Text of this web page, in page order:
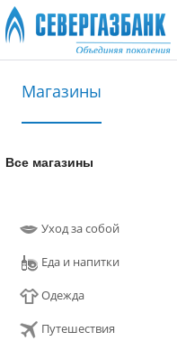
Магазины
Все магазины
Уход за собой
Еда и напитки
Одежда
Путешествия